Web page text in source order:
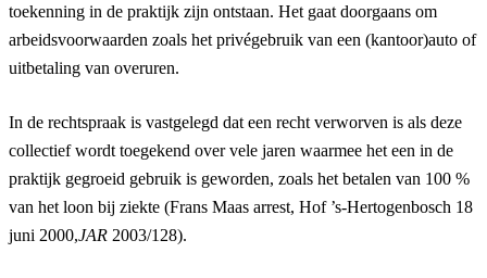
toekenning in de praktijk zijn ontstaan. Het gaat doorgaans om
arbeidsvoorwaarden zoals het privégebruik van een (kantoor)auto of
uitbetaling van overuren.
In de rechtspraak is vastgelegd dat een recht verworven is als deze
collectief wordt toegekend over vele jaren waarmee het een in de
praktijk gegroeid gebruik is geworden, zoals het betalen van 100 %
van het loon bij ziekte (Frans Maas arrest, Hof ’s-Hertogenbosch 18
juni 2000,JAR 2003/128).